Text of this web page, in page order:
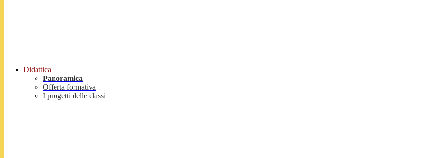
Didattica
Panoramica
Offerta formativa
I progetti delle classi